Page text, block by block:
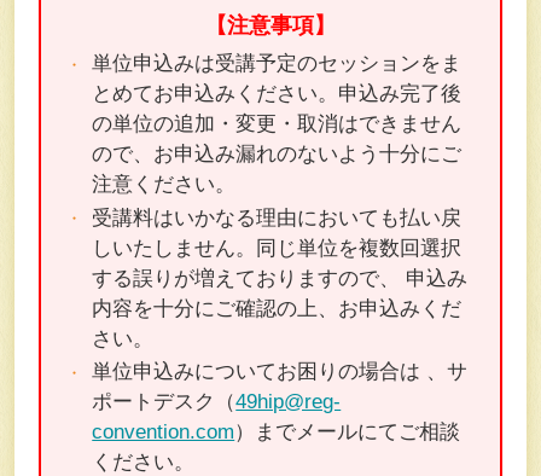
【注意事項】
単位申込みは受講予定のセッションをま
とめてお申込みください。申込み完了後
の単位の追加・変更・取消はできません
ので、お申込み漏れのないよう十分にご
注意ください。
受講料はいかなる理由においても払い戻
しいたしません。同じ単位を複数回選択
する誤りが増えておりますので、 申込み
内容を十分にご確認の上、お申込みくだ
さい。
単位申込みについてお困りの場合は 、サ
ポートデスク（49hip@reg-
convention.com）までメールにてご相談
ください。